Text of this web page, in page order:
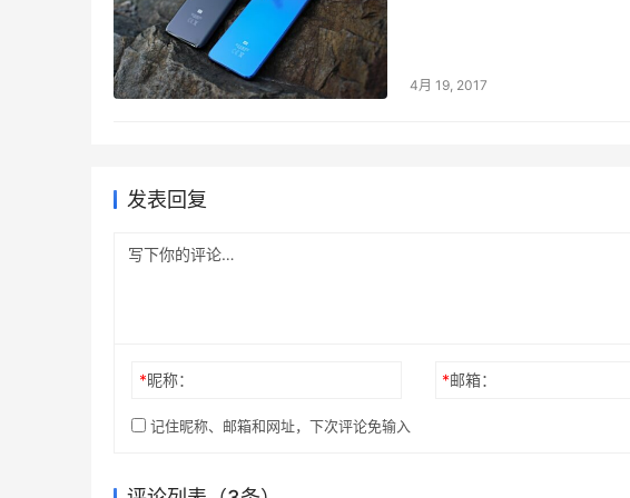
4月 19, 2017
发表回复
*昵称： *邮箱：
记住昵称、邮箱和网址，下次评论免输入